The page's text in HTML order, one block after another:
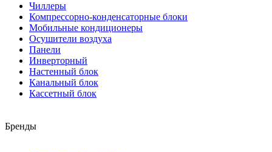
Чиллеры
Компрессорно-конденсаторные блоки
Мобильные кондиционеры
Осушители воздуха
Панели
Инверторный
Настенный блок
Канальный блок
Кассетный блок
Бренды